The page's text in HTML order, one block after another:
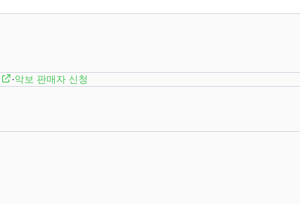
·악보 판매자 신청